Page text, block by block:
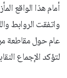
أمام هذا الواقع
واتفقت الروابط
عام حول مقاطعة
لتؤكد الإجماع